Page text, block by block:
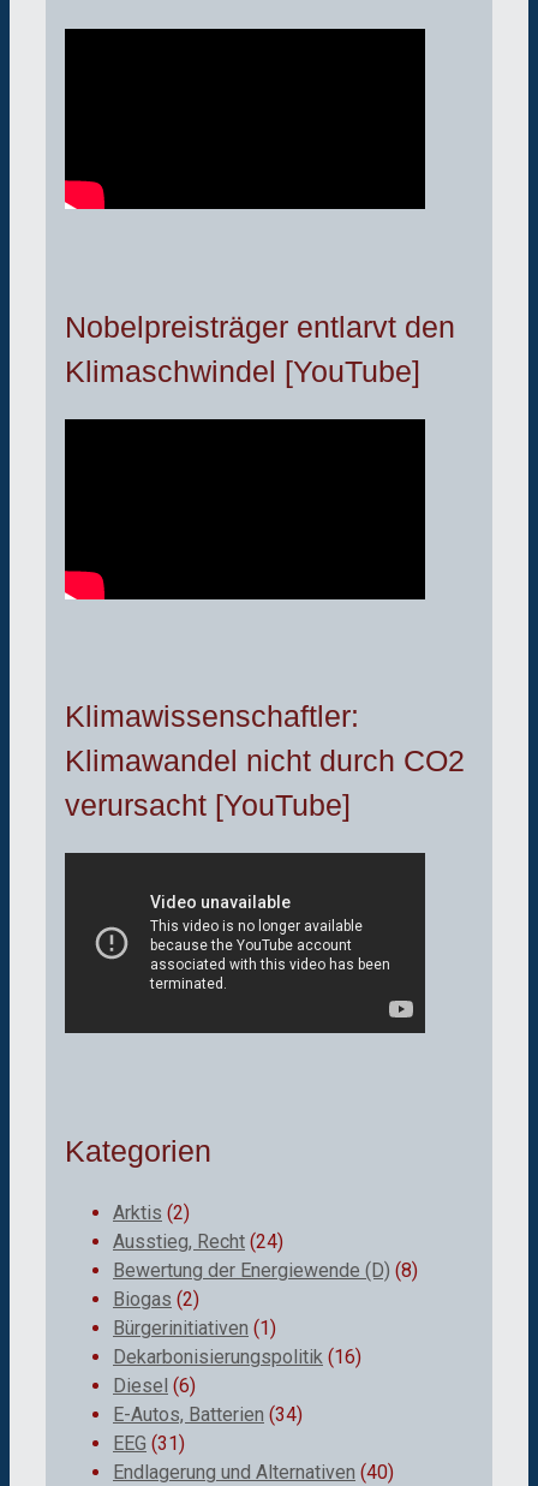
Nobelpreisträger entlarvt den
Klimaschwindel [YouTube]
Klimawissenschaftler:
Klimawandel nicht durch CO2
verursacht [YouTube]
Kategorien
Arktis (2)
Ausstieg, Recht (24)
Bewertung der Energiewende (D) (8)
Biogas (2)
Bürgerinitiativen (1)
Dekarbonisierungspolitik (16)
Diesel (6)
E-Autos, Batterien (34)
EEG (31)
Endlagerung und Alternativen (40)